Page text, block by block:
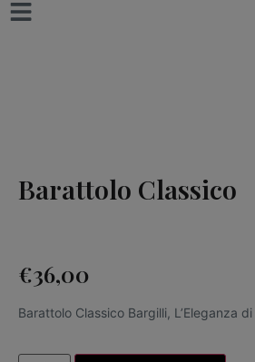
Barattolo Classico
€36,00
Barattolo Classico Bargilli, L’Eleganza